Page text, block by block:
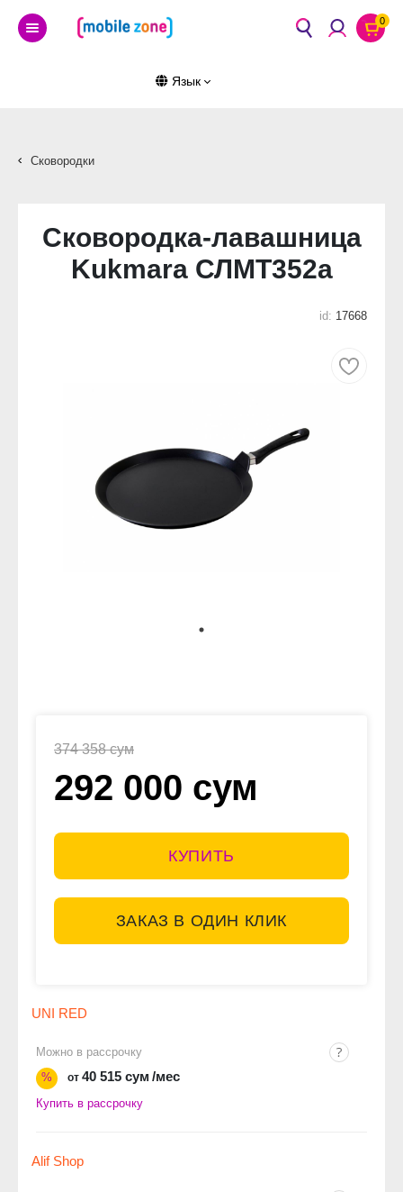
0
Язык
Сковородки
Сковородка-лавашница
Kukmara СЛМТ352а
id: 17668
374 358 сум
292 000 сум
КУПИТЬ
ЗАКАЗ В ОДИН КЛИК
UNI RED
Можно в рассрочку
%
от 40 515 сум /мес
Купить в рассрочку
Alif Shop